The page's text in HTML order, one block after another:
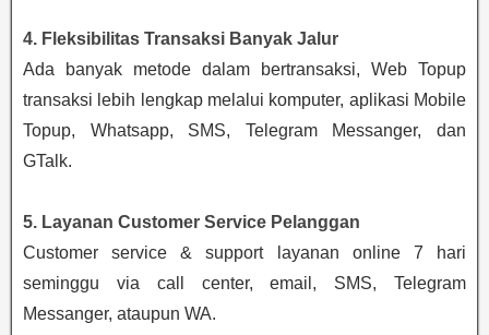
4. Fleksibilitas Transaksi Banyak Jalur
Ada banyak metode dalam bertransaksi, Web Topup
transaksi lebih lengkap melalui komputer, aplikasi Mobile
Topup, Whatsapp, SMS, Telegram Messanger, dan
GTalk.
5. Layanan Customer Service Pelanggan
Customer service & support layanan online 7 hari
seminggu via call center, email, SMS, Telegram
Messanger, ataupun WA.